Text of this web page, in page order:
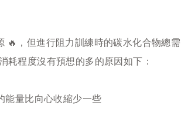
🔥，但進行阻力訓練時的碳水化合物總需
耗程度沒有預想的多的原因如下：
能量比向心收縮少一些​